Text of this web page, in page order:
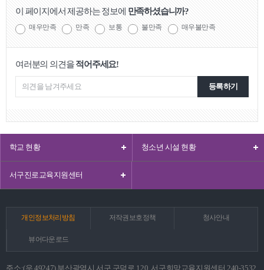
이 페이지에서 제공하는 정보에 만족하셨습니까?
매우만족 만족 보통 불만족 매우불만족
여러분의 의견을적어주세요!
등록하기
학교 현황 청소년 시설 현황
서구진로교육지원센터
개인정보처리방침 저작권보호정책 청사안내
뷰어다운로드
주소:(우 49247) 부산광역시 서구 구덕로 120, 서구희망교육지원센터 240-3532,